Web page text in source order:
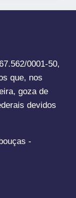
0001-50,
que, nos
goza de
devidos
-